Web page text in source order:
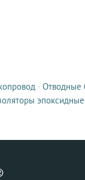
· Отводные